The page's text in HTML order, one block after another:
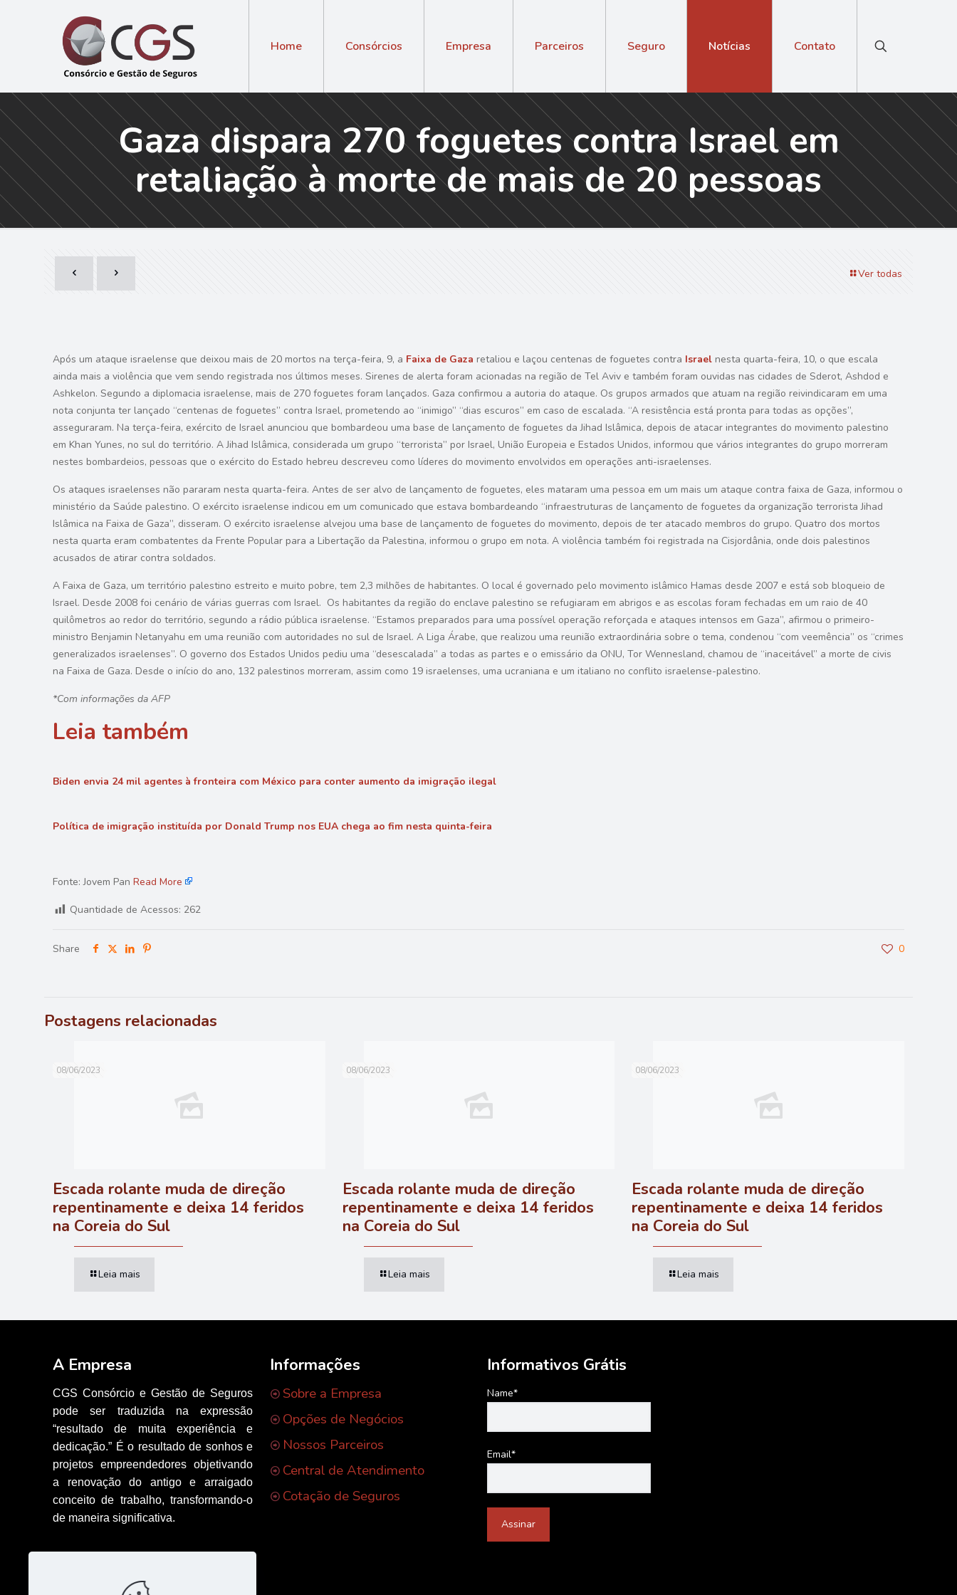
Home Consórcios Empresa Parceiros Seguro Notícias Contato
Gaza dispara 270 foguetes contra Israel em
retaliação à morte de mais de 20 pessoas
Ver todas
Após um ataque israelense que deixou mais de 20 mortos na terça-feira, 9, a Faixa de Gaza retaliou e laçou centenas de foguetes contra Israel nesta quarta-feira, 10, o que escala
ainda mais a violência que vem sendo registrada nos últimos meses. Sirenes de alerta foram acionadas na região de Tel Aviv e também foram ouvidas nas cidades de Sderot, Ashdod e
Ashkelon. Segundo a diplomacia israelense, mais de 270 foguetes foram lançados. Gaza confirmou a autoria do ataque. Os grupos armados que atuam na região reivindicaram em uma
nota conjunta ter lançado “centenas de foguetes” contra Israel, prometendo ao “inimigo” “dias escuros” em caso de escalada. “A resistência está pronta para todas as opções”,
asseguraram. Na terça-feira, exército de Israel anunciou que bombardeou uma base de lançamento de foguetes da Jihad Islâmica, depois de atacar integrantes do movimento palestino
em Khan Yunes, no sul do território. A Jihad Islâmica, considerada um grupo “terrorista” por Israel, União Europeia e Estados Unidos, informou que vários integrantes do grupo morreram
nestes bombardeios, pessoas que o exército do Estado hebreu descreveu como líderes do movimento envolvidos em operações anti-israelenses.
Os ataques israelenses não pararam nesta quarta-feira. Antes de ser alvo de lançamento de foguetes, eles mataram uma pessoa em um mais um ataque contra faixa de Gaza, informou o
ministério da Saúde palestino. O exército israelense indicou em um comunicado que estava bombardeando “infraestruturas de lançamento de foguetes da organização terrorista Jihad
Islâmica na Faixa de Gaza”, disseram. O exército israelense alvejou uma base de lançamento de foguetes do movimento, depois de ter atacado membros do grupo. Quatro dos mortos
nesta quarta eram combatentes da Frente Popular para a Libertação da Palestina, informou o grupo em nota. A violência também foi registrada na Cisjordânia, onde dois palestinos
acusados de atirar contra soldados.
A Faixa de Gaza, um território palestino estreito e muito pobre, tem 2,3 milhões de habitantes. O local é governado pelo movimento islâmico Hamas desde 2007 e está sob bloqueio de
Israel. Desde 2008 foi cenário de várias guerras com Israel. Os habitantes da região do enclave palestino se refugiaram em abrigos e as escolas foram fechadas em um raio de 40
quilômetros ao redor do território, segundo a rádio pública israelense. “Estamos preparados para uma possível operação reforçada e ataques intensos em Gaza”, afirmou o primeiro-
ministro Benjamin Netanyahu em uma reunião com autoridades no sul de Israel. A Liga Árabe, que realizou uma reunião extraordinária sobre o tema, condenou “com veemência” os “crimes
generalizados israelenses”. O governo dos Estados Unidos pediu uma “desescalada” a todas as partes e o emissário da ONU, Tor Wennesland, chamou de “inaceitável” a morte de civis
na Faixa de Gaza. Desde o início do ano, 132 palestinos morreram, assim como 19 israelenses, uma ucraniana e um italiano no conflito israelense-palestino.
*Com informações da AFP
Leia também
Biden envia 24 mil agentes à fronteira com México para conter aumento da imigração ilegal
Política de imigração instituída por Donald Trump nos EUA chega ao fim nesta quinta-feira
Fonte: Jovem PanRead More
Quantidade de Acessos: 262
Share 0
Postagens relacionadas
08/06/2023
Escada rolante muda de direção
repentinamente e deixa 14 feridos
na Coreia do Sul
Leia mais
08/06/2023
Escada rolante muda de direção
repentinamente e deixa 14 feridos
na Coreia do Sul
Leia mais
08/06/2023
Escada rolante muda de direção
repentinamente e deixa 14 feridos
na Coreia do Sul
Leia mais
A Empresa
CGS Consórcio e Gestão de Seguros
pode ser traduzida na expressão
“resultado de muita experiência e
dedicação.” É o resultado de sonhos e
projetos empreendedores objetivando
a renovação do antigo e arraigado
conceito de trabalho, transformando-o
de maneira significativa.
Informações
Sobre a Empresa
Opções de Negócios
Nossos Parceiros
Central de Atendimento
Cotação de Seguros
Informativos Grátis
Name*
Email*